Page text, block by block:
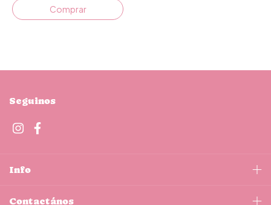
Comprar
Seguinos
Info
Contactános